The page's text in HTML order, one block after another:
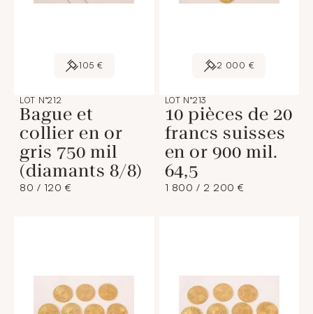
105 €
LOT N°212
Bague et
collier en or
gris 750 mil
(diamants 8/8)
80 / 120 €
2 000 €
LOT N°213
10 pièces de 20
francs suisses
en or 900 mil.
64,5
1 800 / 2 200 €